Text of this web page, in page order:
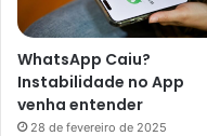
WhatsApp Caiu?
Instabilidade no App
venha entender
28 de fevereiro de 2025